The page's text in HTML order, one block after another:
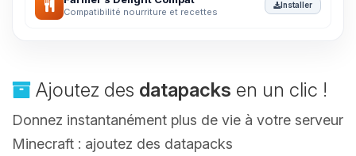
Compatibilité nourriture et recettes
Installer
Ajoutez des datapacks en un clic !
Donnez instantanément plus de vie à votre serveur
Minecraft : ajoutez des datapacks